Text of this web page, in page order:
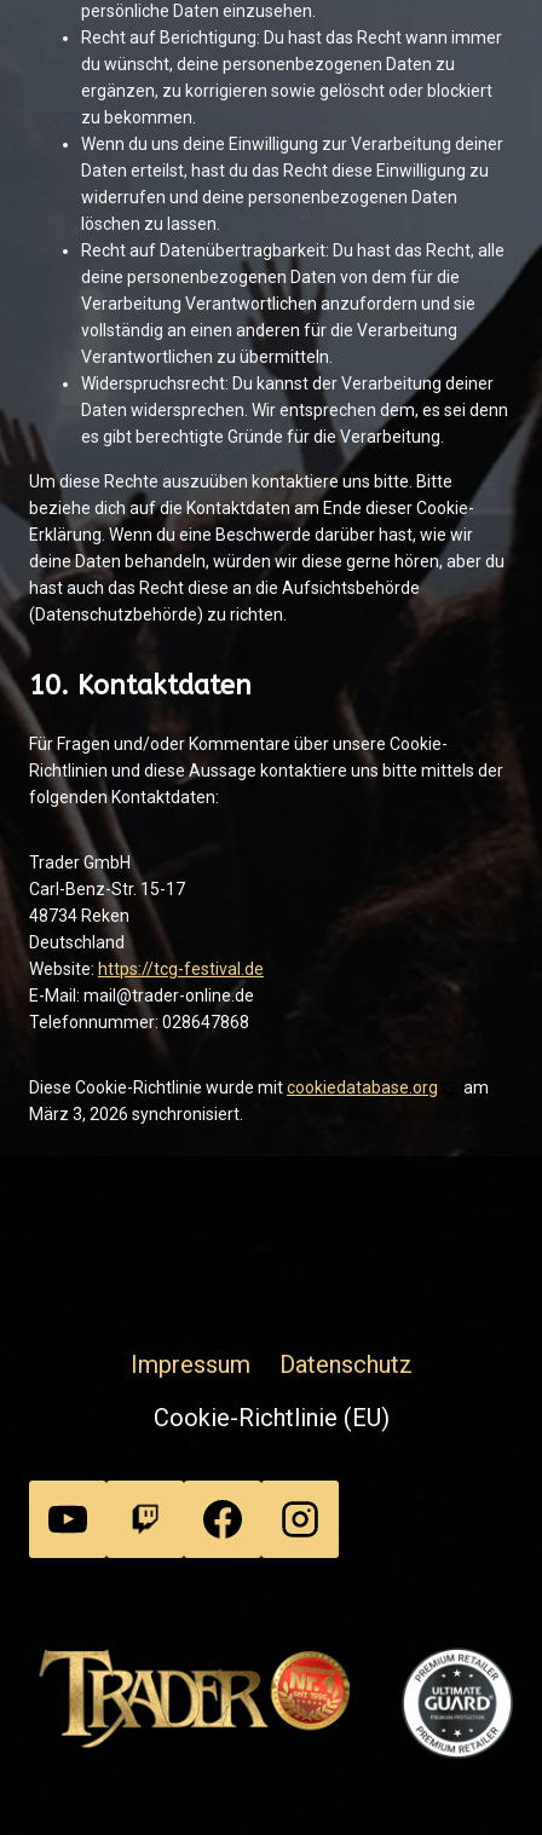
persönliche Daten einzusehen.
Recht auf Berichtigung: Du hast das Recht wann immer
du wünscht, deine personenbezogenen Daten zu
ergänzen, zu korrigieren sowie gelöscht oder blockiert
zu bekommen.
Wenn du uns deine Einwilligung zur Verarbeitung deiner
Daten erteilst, hast du das Recht diese Einwilligung zu
widerrufen und deine personenbezogenen Daten
löschen zu lassen.
Recht auf Datenübertragbarkeit: Du hast das Recht, alle
deine personenbezogenen Daten von dem für die
Verarbeitung Verantwortlichen anzufordern und sie
vollständig an einen anderen für die Verarbeitung
Verantwortlichen zu übermitteln.
Widerspruchsrecht: Du kannst der Verarbeitung deiner
Daten widersprechen. Wir entsprechen dem, es sei denn
es gibt berechtigte Gründe für die Verarbeitung.
Um diese Rechte auszuüben kontaktiere uns bitte. Bitte
beziehe dich auf die Kontaktdaten am Ende dieser Cookie-
Erklärung. Wenn du eine Beschwerde darüber hast, wie wir
deine Daten behandeln, würden wir diese gerne hören, aber du
hast auch das Recht diese an die Aufsichtsbehörde
(Datenschutzbehörde) zu richten.
10. Kontaktdaten
Für Fragen und/oder Kommentare über unsere Cookie-
Richtlinien und diese Aussage kontaktiere uns bitte mittels der
folgenden Kontaktdaten:
Trader GmbH
Carl-Benz-Str. 15-17
48734 Reken
Deutschland
Website: https://tcg-festival.de
E-Mail: mail@trader-online.de
Telefonnummer: 028647868
Diese Cookie-Richtlinie wurde mitcookiedatabase.org
am
März 3, 2026 synchronisiert.
Impressum
Datenschutz
Cookie-Richtlinie (EU)